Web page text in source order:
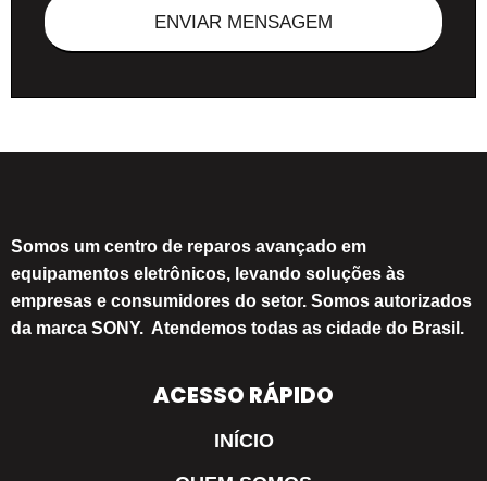
ENVIAR MENSAGEM
Somos um centro de reparos avançado em
equipamentos eletrônicos, levando soluções às
empresas e consumidores do setor. Somos autorizados
da marca SONY. Atendemos todas as cidade do Brasil.
ACESSO RÁPIDO
INÍCIO